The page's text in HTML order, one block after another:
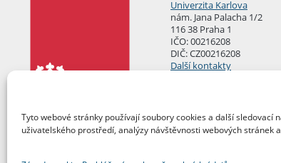
Tyto webové stránky používají soubory cookies a další sledovací
uživatelského prostředí, analýzy návštěvnosti webových stránek
Univerzita Karlova
nám. Jana Palacha 1/2
116 38 Praha 1
IČO: 00216208
DIČ: CZ00216208
Další kontakty